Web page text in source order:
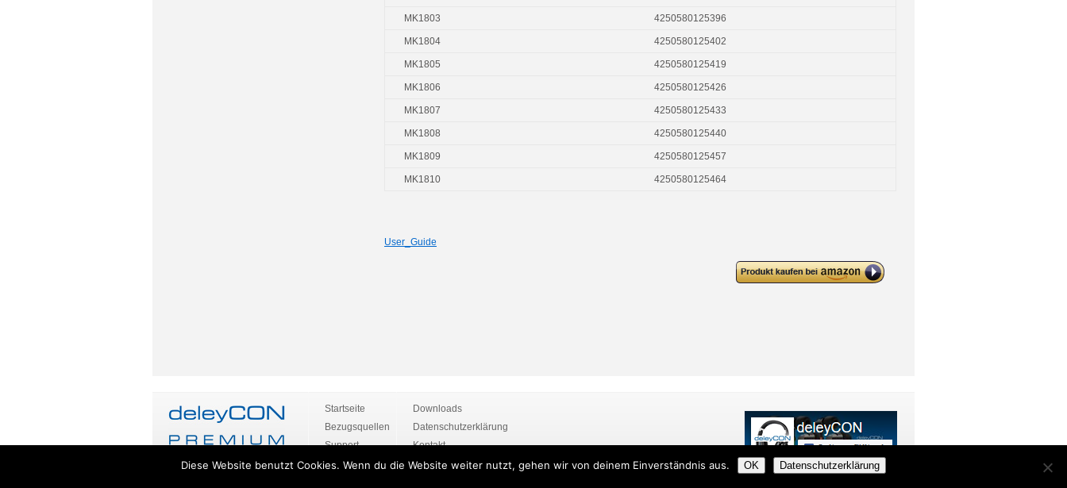
MK1803 4250580125396
MK1804 4250580125402
MK1805 4250580125419
MK1806 4250580125426
MK1807 4250580125433
MK1808 4250580125440
MK1809 4250580125457
MK1810 4250580125464
User_Guide
deleyCON PREMIUM SAT
Antennenkabel – F-Stecker (90°
Startseite
Bezugsquellen
Support
Impressum
Downloads
Datenschutzerklärung
Kontakt
WEEE-Reg.-Nr.: DE 81933733
Diese Website benutzt Cookies. Wenn du die Website weiter nutzt, gehen wir von deinem Einverständnis aus. OK Datenschutzerklärung